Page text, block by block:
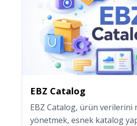
EBZ Catalog
EBZ Catalog, ürün verilerini
yönetmek, esnek katalog